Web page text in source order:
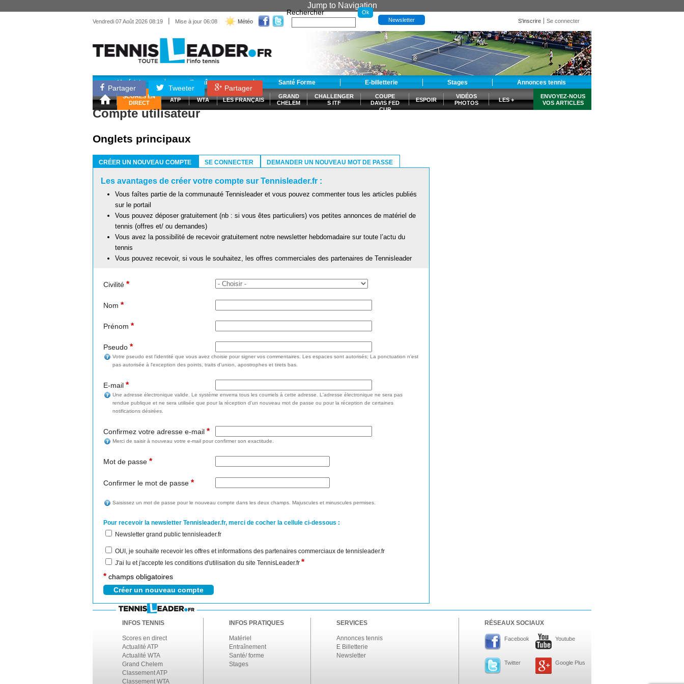
Jump to Navigation
Vendredi 07 Août 2026 08:19 | Mise à jour 06:08 Météo
Rechercher
Newsletter S'inscrire Se connecter
Matériel Entraînement Santé Forme E-billetterie Stages Annonces tennis
SCORES EN
DIRECT
ATP WTA LES FRANÇAIS
GRAND
CHELEM
CHALLENGER
S ITF
COUPE
DAVIS FED
CUP
ESPOIR
VIDÉOS
PHOTOS
LES +
ENVOYEZ-NOUS
VOS ARTICLES
Partager Tweeter Partager
Compte utilisateur
Onglets principaux
CRÉER UN NOUVEAU COMPTE
SE CONNECTER DEMANDER UN NOUVEAU MOT DE PASSE
Les avantages de créer votre compte sur Tennisleader.fr :
Vous faîtes partie de la communauté Tennisleader et vous pouvez commenter tous les articles publiés
sur le portail
Vous pouvez déposer gratuitement (nb : si vous êtes particuliers) vos petites annonces de matériel de
tennis (offres et/ ou demandes)
Vous avez la possibilité de recevoir gratuitement notre newsletter hebdomadaire sur toute l’actu du
tennis
Vous pouvez recevoir, si vous le souhaitez, les offres commerciales des partenaires de Tennisleader
Civilité *
Nom *
Prénom *
Pseudo *
Votre pseudo est l'identité que vous avez choisie pour signer vos commentaires. Les espaces sont autorisés; La ponctuation n'est
pas autorisée à l'exception des points, traits d'union, apostrophes et tirets bas.
E-mail *
Une adresse électronique valide. Le système enverra tous les courriels à cette adresse. L'adresse électronique ne sera pas
rendue publique et ne sera utilisée que pour la réception d'un nouveau mot de passe ou pour la réception de certaines
notifications désirées.
Confirmez votre adresse e-mail *
Merci de saisir à nouveau votre e-mail pour confirmer son exactitude.
Mot de passe *
Confirmer le mot de passe *
Saisissez un mot de passe pour le nouveau compte dans les deux champs. Majuscules et minuscules permises.
Pour recevoir la newsletter Tennisleader.fr, merci de cocher la cellule ci-dessous :
Newsletter grand public tennisleader.fr
OUI, je souhaite recevoir les offres et informations des partenaires commerciaux de tennisleader.fr
J'ai lu et j'accepte les conditions d'utilisation du site TennisLeader.fr *
* champs obligatoires
INFOS TENNIS
Scores en direct
Actualité ATP
Actualité WTA
Grand Chelem
Classement ATP
Classement WTA
INFOS PRATIQUES
Matériel
Entraînement
Santé/ forme
Stages
SERVICES
Annonces tennis
E Billetterie
Newsletter
RÉSEAUX SOCIAUX
Facebook Youtube
Twitter Google Plus